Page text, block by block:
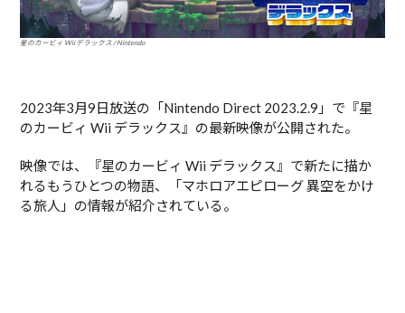
星のカービィ Wii デラックス / Nintendo
2023年3月9日放送の「Nintendo Direct 2023.2.9」で『星
のカービィ Wii デラックス』の最新映像が公開された。
映像では、『星のカービィ Wii デラックス』で新たに描か
れるもうひとつの物語、「マホロアエピローグ 異空をかけ
る旅人」の情報が紹介されている。